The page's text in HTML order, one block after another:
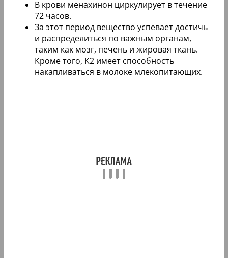
В крови менахинон циркулирует в течение
72 часов.
За этот период вещество успевает достичь
и распределиться по важным органам,
таким как мозг, печень и жировая ткань.
Кроме того, К2 имеет способность
накапливаться в молоке млекопитающих.